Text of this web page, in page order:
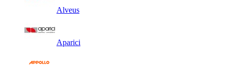
Alveus
Aparici